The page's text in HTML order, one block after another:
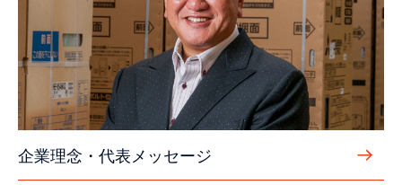
企業理念・代表メッセージ